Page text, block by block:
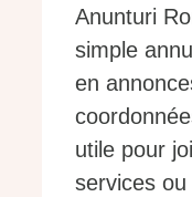
Anunturi
simple
en
utile pour
services